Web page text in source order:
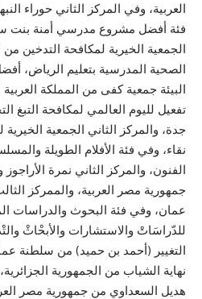
العربية، وفي المركز الثاني حوراء
فئة أفضل مشروع مدرسي أمنة بنت
الجمعية الخيرية لمكافحة التدخين
الصحية المدرسية بتعليم
البيئة جمعية كفى من المملكة
تفعيل لليوم العالمي لمكافحة التبغ
جدة، والمركز الثاني الجمعية
نقاء، وفي فئة الأفلام الطويلة
الفنون، والمركز الثاني نمرة
جمهورية مصر العربية، والممركز
عمان، وفي فئة البحوث والدراسات
للدّراسَاتْ والاستشارات والأبحْاثْ
التغيير (أحمد بن حميد) من سلطنة
نهاية الشياب من الجمهورية
هديل السعداوي من جمهورية مصر